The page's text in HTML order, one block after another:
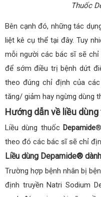
Thuốc
Bên cạnh đó, những tác
liệt kê cụ thể tại đây. Tuy
mỗi người các bác sĩ sẽ
để sớm điều trị bệnh dứt
theo đúng chỉ định của
tăng/ giảm hay ngừng dùng
Hướng dẫn về liều
Liều dùng thuốc Depamide
theo đó các bác sĩ sẽ chỉ
Liều dùng Depamide®
Trường hợp bệnh nhân bị
định truyền Natri Sodium